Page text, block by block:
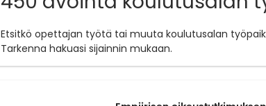
Etsitkö opettajan työtä tai muuta koulutusalan
Tarkenna hakuasi sijainnin mukaan.